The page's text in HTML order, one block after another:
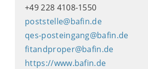
+49 228 4108-1550
poststelle@bafin.de
qes-posteingang@bafin.de
fitandproper@bafin.de
https://www.bafin.de